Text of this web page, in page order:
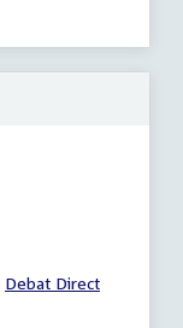
External
Debat Direct